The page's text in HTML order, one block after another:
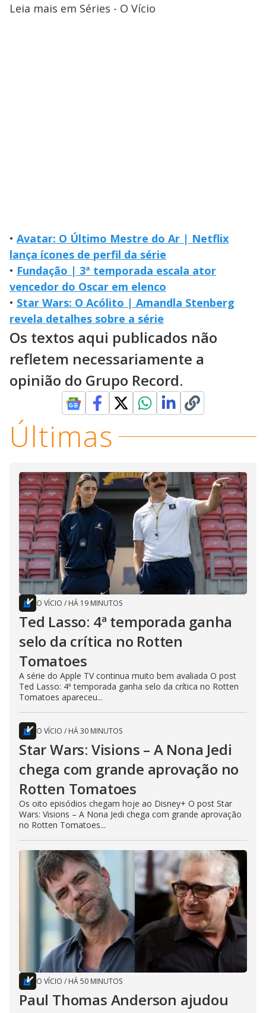
Leia mais em Séries - O Vício
• Avatar: O Último Mestre do Ar | Netflix
lança ícones de perfil da série
• Fundação | 3ª temporada escala ator
vencedor do Oscar em elenco
• Star Wars: O Acólito | Amandla Stenberg
revela detalhes sobre a série
Os textos aqui publicados não
refletem necessariamente a
opinião do Grupo Record.
Últimas
O VÍCIO / HÁ 19 MINUTOS
Ted Lasso: 4ª temporada ganha
selo da crítica no Rotten
Tomatoes
A série do Apple TV continua muito bem avaliada O post
Ted Lasso: 4ª temporada ganha selo da crítica no Rotten
Tomatoes apareceu...
O VÍCIO / HÁ 30 MINUTOS
Star Wars: Visions – A Nona Jedi
chega com grande aprovação no
Rotten Tomatoes
Os oito episódios chegam hoje ao Disney+ O post Star
Wars: Visions – A Nona Jedi chega com grande aprovação
no Rotten Tomatoes...
O VÍCIO / HÁ 50 MINUTOS
Paul Thomas Anderson ajudou